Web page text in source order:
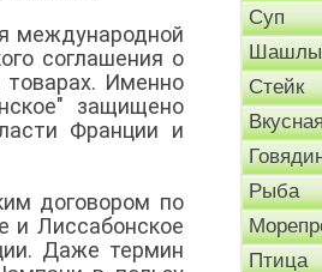
международной
соглашения о
Именно
защищено
Франции и
договором по
и Лиссабонское
Даже термин
Суп
Стейк
Рыба
Птица